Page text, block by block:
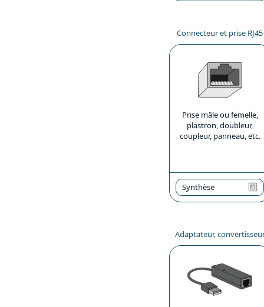
Connecteur et prise RJ45
Prise mâle ou femelle,
plastron, doubleur,
coupleur, panneau, etc.
Synthèse
Adaptateur,